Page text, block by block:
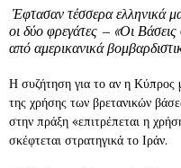
Έφτασαν τέσσερα ελληνικά
οι δύο φρεγάτες – «Οι
από αμερικανικά
Η συζήτηση για το αν η Κύπρος
της χρήσης των βρετανικών
στην πράξη «επιτρέπεται η
σκέφτεται στρατηγικά το Ιράν.